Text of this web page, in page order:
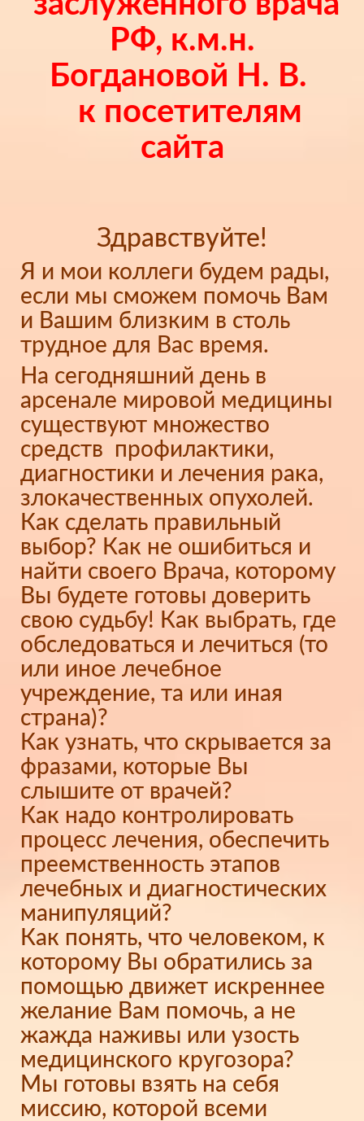
РФ, к.м.н.
Богдановой Н. В.
к посетителям
сайта
Здравствуйте!
Я и мои коллеги будем рады,
если мы сможем помочь Вам
и Вашим близким в столь
трудное для Вас время.
На сегодняшний день в
арсенале мировой медицины
существуют множество
средств профилактики,
диагностики и лечения рака,
злокачественных опухолей.
Как сделать правильный
выбор? Как не ошибиться и
найти своего Врача, которому
Вы будете готовы доверить
свою судьбу! Как выбрать, где
обследоваться и лечиться (то
или иное лечебное
учреждение, та или иная
страна)?
Как узнать, что скрывается за
фразами, которые Вы
слышите от врачей?
Как надо контролировать
процесс лечения, обеспечить
преемственность этапов
лечебных и диагностических
манипуляций?
Как понять, что человеком, к
которому Вы обратились за
помощью движет искреннее
желание Вам помочь, а не
жажда наживы или узость
медицинского кругозора?
Мы готовы взять на себя
миссию, которой всеми